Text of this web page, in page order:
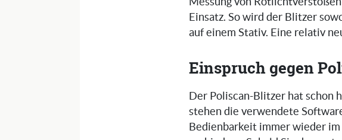
Einsatz. So wird der Blitzer
auf einem Stativ. Eine relativ
Einspruch gegen
Der Poliscan-Blitzer hat schon
stehen die verwendete
Bedienbarkeit immer wieder